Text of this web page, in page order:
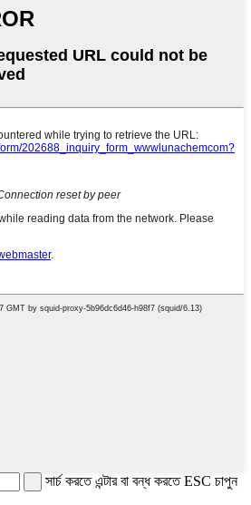
সার্চ করতে এন্টার বা বন্ধ করতে ESC চাপুন